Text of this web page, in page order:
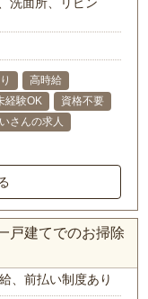
高時給
経験OK
資格不要
さんの求人
戸建てでのお掃除
、前払い制度あり